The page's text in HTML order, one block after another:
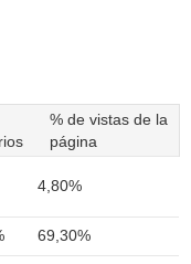
% de vistas de la
página
4,80%
69,30%